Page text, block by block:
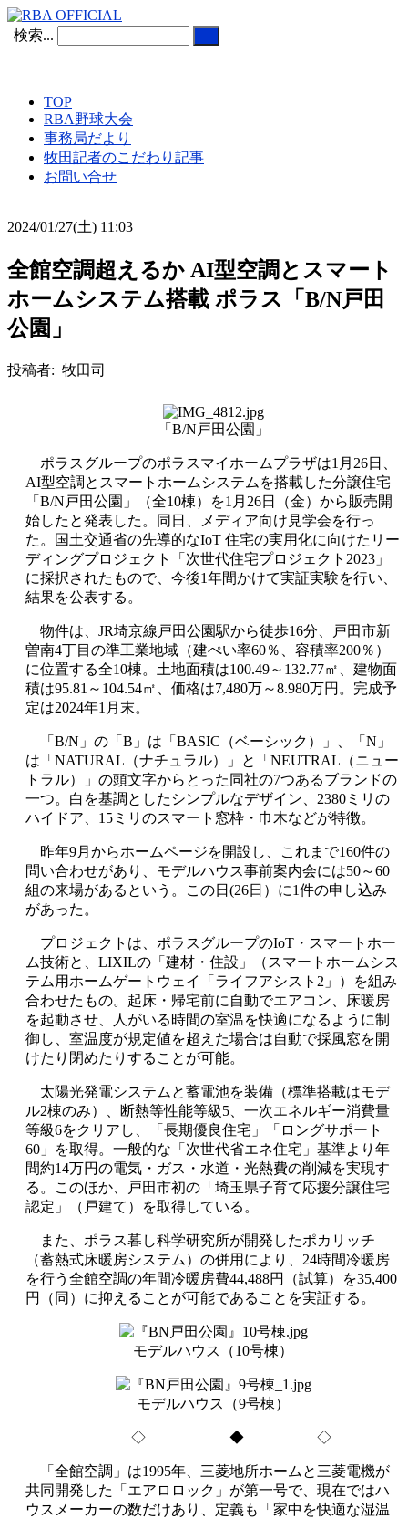
検索...
TOP
RBA野球大会
事務局だより
牧田記者のこだわり記事
お問い合せ
2024/01/27(土) 11:03
全館空調超えるか AI型空調とスマート
ホームシステム搭載 ポラス「B/N戸田
公園」
投稿者: 牧田司
「B/N戸田公園」
ポラスグループのポラスマイホームプラザは1月26日、
AI型空調とスマートホームシステムを搭載した分譲住宅
「B/N戸田公園」（全10棟）を1月26日（金）から販売開
始したと発表した。同日、メディア向け見学会を行っ
た。国土交通省の先導的なIoT 住宅の実用化に向けたリー
ディングプロジェクト「次世代住宅プロジェクト2023」
に採択されたもので、今後1年間かけて実証実験を行い、
結果を公表する。
物件は、JR埼京線戸田公園駅から徒歩16分、戸田市新
曽南4丁目の準工業地域（建ぺい率60％、容積率200％）
に位置する全10棟。土地面積は100.49～132.77㎡、建物面
積は95.81～104.54㎡、価格は7,480万～8.980万円。完成予
定は2024年1月末。
「B/N」の「B」は「BASIC（ベーシック）」、「N」
は「NATURAL（ナチュラル）」と「NEUTRAL（ニュー
トラル）」の頭文字からとった同社の7つあるブランドの
一つ。白を基調としたシンプルなデザイン、2380ミリの
ハイドア、15ミリのスマート窓枠・巾木などが特徴。
昨年9月からホームページを開設し、これまで160件の
問い合わせがあり、モデルハウス事前案内会には50～60
組の来場があるという。この日(26日）に1件の申し込み
があった。
プロジェクトは、ポラスグループのIoT・スマートホー
ム技術と、LIXILの「建材・住設」（スマートホームシス
テム用ホームゲートウェイ「ライフアシスト2」）を組み
合わせたもの。起床・帰宅前に自動でエアコン、床暖房
を起動させ、人がいる時間の室温を快適になるように制
御し、室温度が規定値を超えた場合は自動で採風窓を開
けたり閉めたりすることが可能。
太陽光発電システムと蓄電池を装備（標準搭載はモデ
ル2棟のみ）、断熱等性能等級5、一次エネルギー消費量
等級6をクリアし、「長期優良住宅」「ロングサポート
60」を取得。一般的な「次世代省エネ住宅」基準より年
間約14万円の電気・ガス・水道・光熱費の削減を実現す
る。このほか、戸田市初の「埼玉県子育て応援分譲住宅
認定」（戸建て）を取得している。
また、ポラス暮し科学研究所が開発したポカリッチ
（蓄熱式床暖房システム）の併用により、24時間冷暖房
を行う全館空調の年間冷暖房費44,488円（試算）を35,400
円（同）に抑えることが可能であることを実証する。
モデルハウス（10号棟）
モデルハウス（9号棟）
◇ ◆ ◇
「全館空調」は1995年、三菱地所ホームと三菱電機が
共同開発した「エアロロック」が第一号で、現在ではハ
ウスメーカーの数だけあり、定義も「家中を快適な湿温